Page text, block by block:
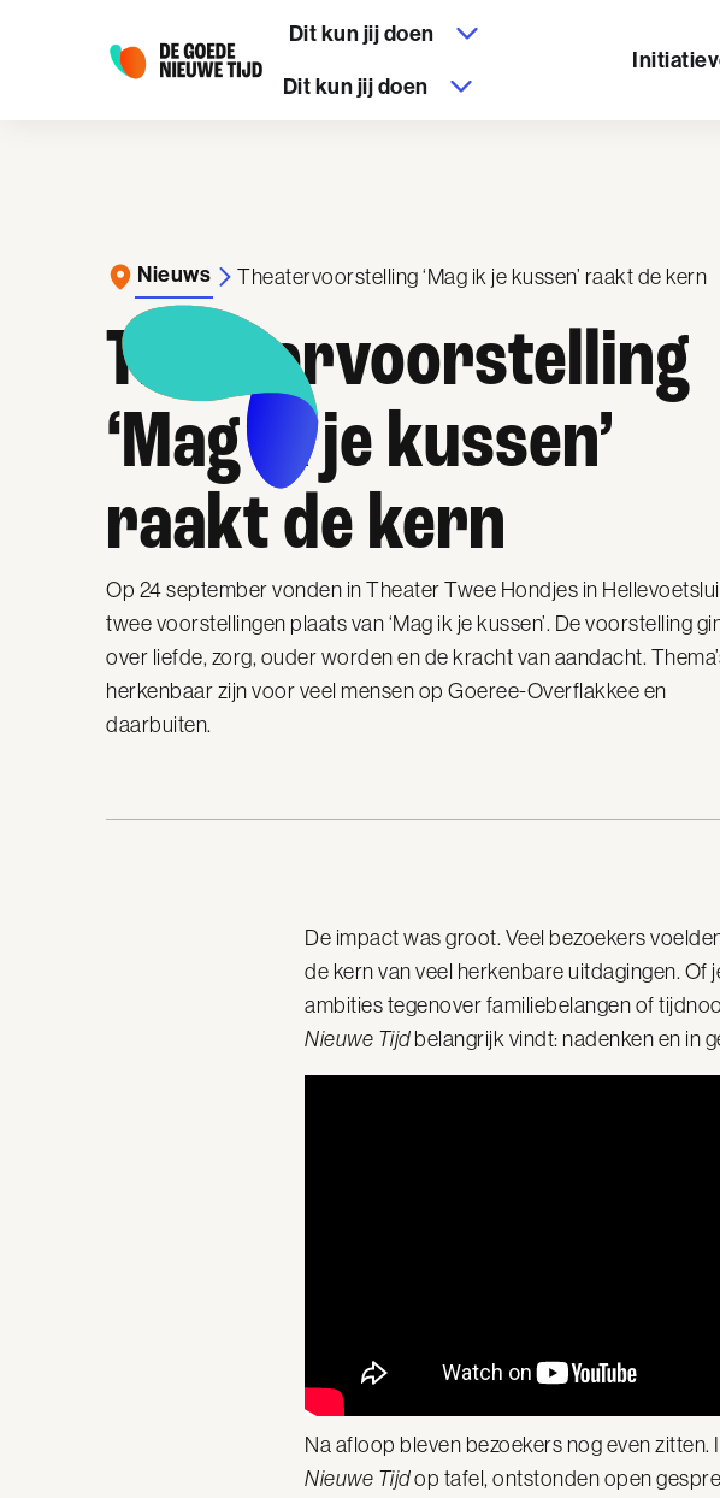
Dit kun jij doen
Dit kun jij doen
Nieuws Theatervoorstelling ‘Mag ik je kussen’ raakt de kern
Theatervoorstelling
‘Mag ik je kussen’
raakt de kern
Op 24 september vonden in Theater Twee Hondjes in
twee voorstellingen plaats van ‘Mag ik je kussen’. De voorstelling
over liefde, zorg, ouder worden en de kracht van aandacht.
herkenbaar zijn voor veel mensen op Goeree-Overflakkee en
daarbuiten.
De impact was groot. Veel bezoekers
de kern van veel herkenbare uitdagingen. Of
ambities tegenover familiebelangen of
Nieuwe Tijdbelangrijk vindt: nadenken en in
Na afloop bleven bezoekers nog even
Nieuwe Tijdop tafel, ontstonden open